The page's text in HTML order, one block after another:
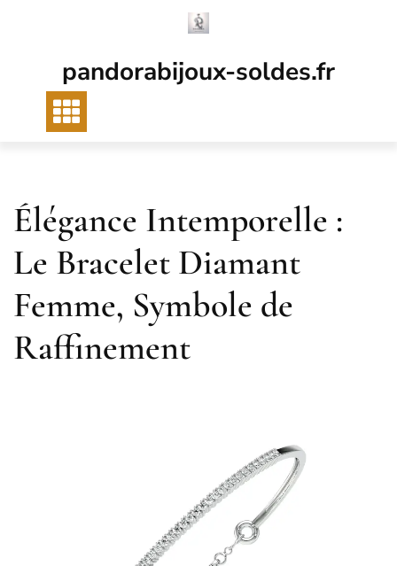
pandorabijoux-soldes.fr
Élégance Intemporelle :
Le Bracelet Diamant
Femme, Symbole de
Raffinement